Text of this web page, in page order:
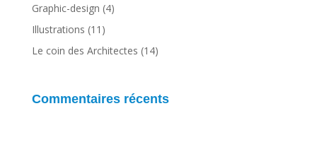
Graphic-design (4)
Illustrations (11)
Le coin des Architectes (14)
Commentaires récents